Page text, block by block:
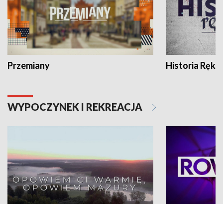
Przemiany Historia Ręką
WYPOCZYNEK I REKREACJA